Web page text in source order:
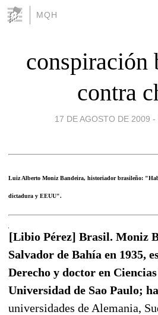
MQH
conspiración
contra
17 DE AGOSTO DE 2009 -
Luiz Alberto Moniz Bandeira, historiador brasileño:
dictadura y EEUU".
[Libio Pérez] Brasil. Moniz
Salvador de Bahía en 1935,
Derecho y doctor en
Universidad de Sao Paulo;
universidades de Alemania,